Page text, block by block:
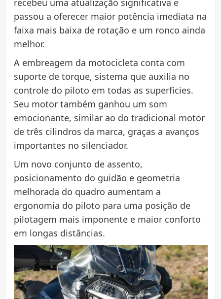
recebeu uma atualização significativa e
passou a oferecer maior potência imediata na
faixa mais baixa de rotação e um ronco ainda
melhor.
A embreagem da motocicleta conta com
suporte de torque, sistema que auxilia no
controle do piloto em todas as superfícies.
Seu motor também ganhou um som
emocionante, similar ao do tradicional motor
de três cilindros da marca, graças a avanços
importantes no silenciador.
Um novo conjunto de assento,
posicionamento do guidão e geometria
melhorada do quadro aumentam a
ergonomia do piloto para uma posição de
pilotagem mais imponente e maior conforto
em longas distâncias.